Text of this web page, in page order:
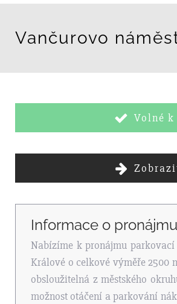
Vančurovo
Volné
Informace o pronájmu
Nabízíme k pronájmu
Králové o celkové výměře 2500
obsloužitelná z městského
možnost otáčení a parkování